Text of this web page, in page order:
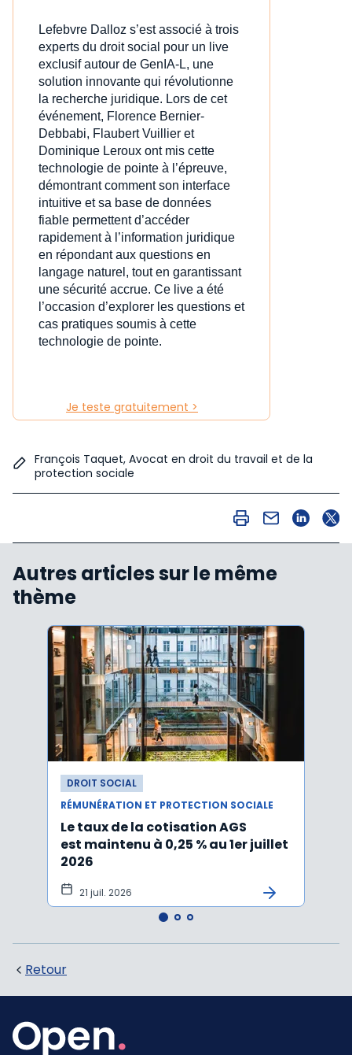
Lefebvre Dalloz s’est associé à trois
experts du droit social pour un live
exclusif autour de GenIA‑L, une
solution innovante qui révolutionne
la recherche juridique. Lors de cet
événement, Florence Bernier-
Debbabi, Flaubert Vuillier et
Dominique Leroux ont mis cette
technologie de pointe à l’épreuve,
démontrant comment son interface
intuitive et sa base de données
fiable permettent d’accéder
rapidement à l’information juridique
en répondant aux questions en
langage naturel, tout en garantissant
une sécurité accrue. Ce live a été
l’occasion d’explorer les questions et
cas pratiques soumis à cette
technologie de pointe.
Je teste gratuitement >
François Taquet, Avocat en droit du travail et de la
protection sociale
Autres articles sur le même
thème
DROIT SOCIAL
RÉMUNÉRATION ET PROTECTION SOCIALE
Le taux de la cotisation AGS
est maintenu à 0,25 % au 1er juillet
2026
21 juil. 2026
Retour